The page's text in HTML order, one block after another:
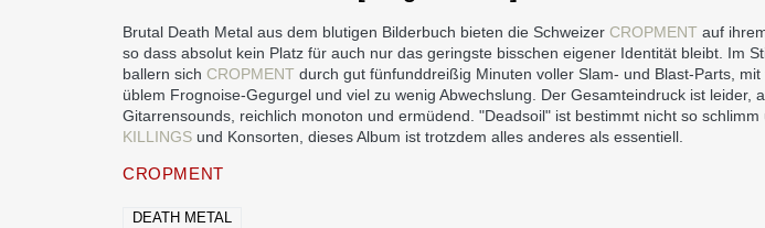
Brutal Death Metal aus dem blutigen Bilderbuch bieten die Schweizer CROPMENT auf
so dass absolut kein Platz für auch nur das geringste bisschen eigener Identität bleibt. Im
ballern sich CROPMENT durch gut fünfunddreißig Minuten voller Slam- und Blast-Parts, mit
üblem Frognoise-Gegurgel und viel zu wenig Abwechslung. Der Gesamteindruck ist leider,
Gitarrensounds, reichlich monoton und ermüdend. "Deadsoil" ist bestimmt nicht so
KILLINGS und Konsorten, dieses Album ist trotzdem alles anderes als essentiell.
CROPMENT
DEATH METAL